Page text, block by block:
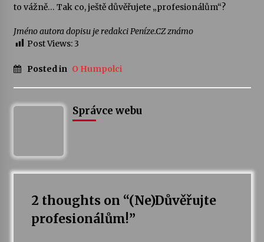
to vážně… Tak co, ještě důvěřujete „profesionálům“?
Jméno autora dopisu je redakci Peníze.CZ známo
Post Views:3
Posted in O Humpolci
Správce webu
2 thoughts on “(Ne)Důvěřujte
profesionálům!”